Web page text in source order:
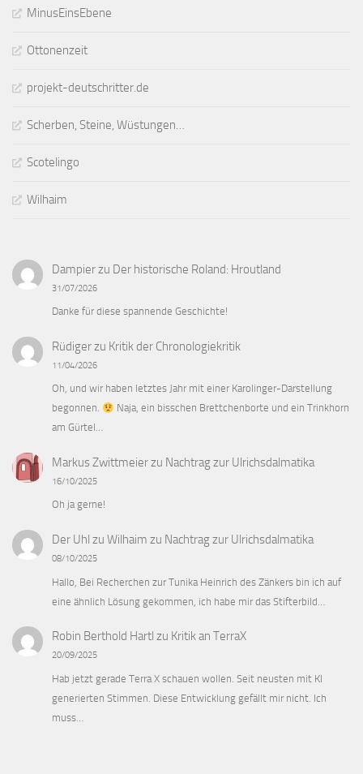
MinusEinsEbene
Ottonenzeit
projekt-deutschritter.de
Scherben, Steine, Wüstungen…
Scotelingo
Wilhaim
Dampierzu Der historische Roland: Hroutland
31/07/2026
Danke für diese spannende Geschichte!
Rüdigerzu Kritik der Chronologiekritik
11/04/2026
Oh, und wir haben letztes Jahr mit einer Karolinger-Darstellung
begonnen.
Naja, ein bisschen Brettchenborte und ein Trinkhorn
am Gürtel…
Markus Zwittmeierzu Nachtrag zur Ulrichsdalmatika
16/10/2025
Oh ja gerne!
Der Uhl zu Wilhaim zu Nachtrag zur Ulrichsdalmatika
08/10/2025
Hallo, Bei Recherchen zur Tunika Heinrich des Zänkers bin ich auf
eine ähnlich Lösung gekommen, ich habe mir das Stifterbild…
Robin Berthold Hartl zu Kritik an TerraX
20/09/2025
Hab jetzt gerade Terra X schauen wollen. Seit neusten mit KI
generierten Stimmen. Diese Entwicklung gefällt mir nicht. Ich
muss…